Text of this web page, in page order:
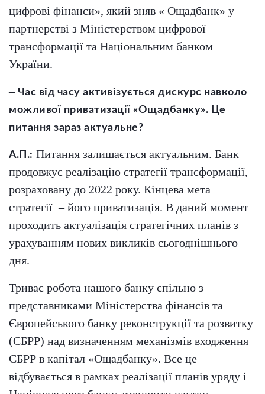
цифрові фінанси», який зняв « Ощадбанк» у
партнерстві з Міністерством цифрової
трансформації та Національним банком
України.
–Час від часу активізується дискурс навколо
можливої приватизації «Ощадбанку». Це
питання зараз актуальне?
А.П.: Питання залишається актуальним. Банк
продовжує реалізацію стратегії трансформації,
розраховану до 2022 року. Кінцева мета
стратегії – його приватизація. В даний момент
проходить актуалізація стратегічних планів з
урахуванням нових викликів сьогоднішнього
дня.
Триває робота нашого банку спільно з
представниками Міністерства фінансів та
Європейського банку реконструкції та розвитку
(ЄБРР) над визначенням механізмів входження
ЄБРР в капітал «Ощадбанку». Все це
відбувається в рамках реалізації планів уряду і